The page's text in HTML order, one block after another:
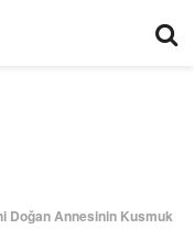
Doğan Annesinin Kusmuk